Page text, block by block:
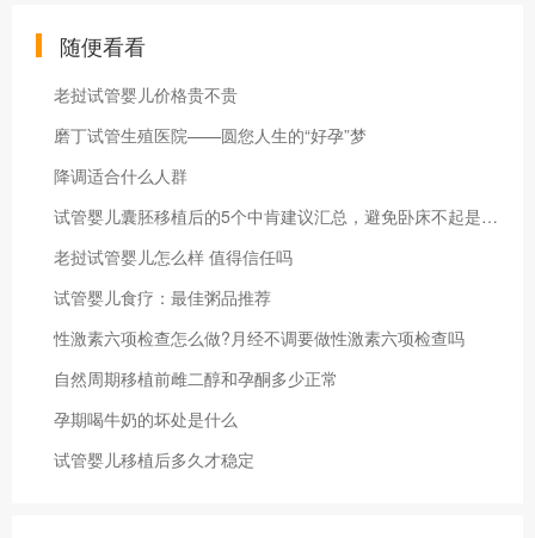
随便看看
老挝试管婴儿价格贵不贵
磨丁试管生殖医院——圆您人生的“好孕”梦
降调适合什么人群
试管婴儿囊胚移植后的5个中肯建议汇总，避免卧床不起是其一！
老挝试管婴儿怎么样 值得信任吗
试管婴儿食疗：最佳粥品推荐
性激素六项检查怎么做?月经不调要做性激素六项检查吗
自然周期移植前雌二醇和孕酮多少正常
孕期喝牛奶的坏处是什么
试管婴儿移植后多久才稳定